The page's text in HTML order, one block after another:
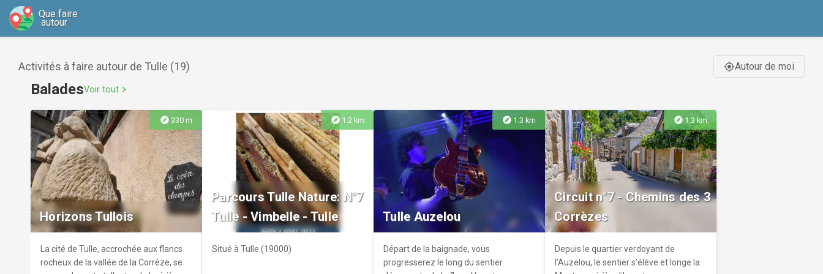
Que faire
autour
Activités à faire autour de Tulle (19) gps_fixedAutour de moi
BaladesVoir tout chevron_right
explore 330 m
Horizons Tullois
La cité de Tulle, accrochée aux flancs
rocheux de la vallée de la Corrèze, se
explore 1.2 km
Parcours Tulle Nature: N°7
Tulle - Vimbelle - Tulle
Situé à Tulle (19000)
explore 1.3 km
Tulle Auzelou
Départ de la baignade, vous
progresserez le long du sentier
explore 1.3 km
Circuit n°7 - Chemins des 3
Corrèzes
Depuis le quartier verdoyant de
l’Auzelou, le sentier s’élève et longe la